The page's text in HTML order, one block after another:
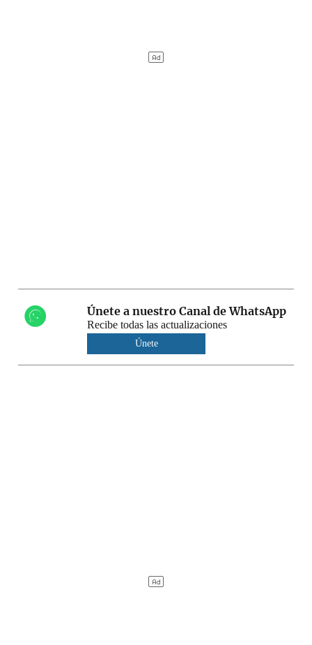
Únete a nuestro Canal de WhatsApp
Recibe todas las actualizaciones
Únete